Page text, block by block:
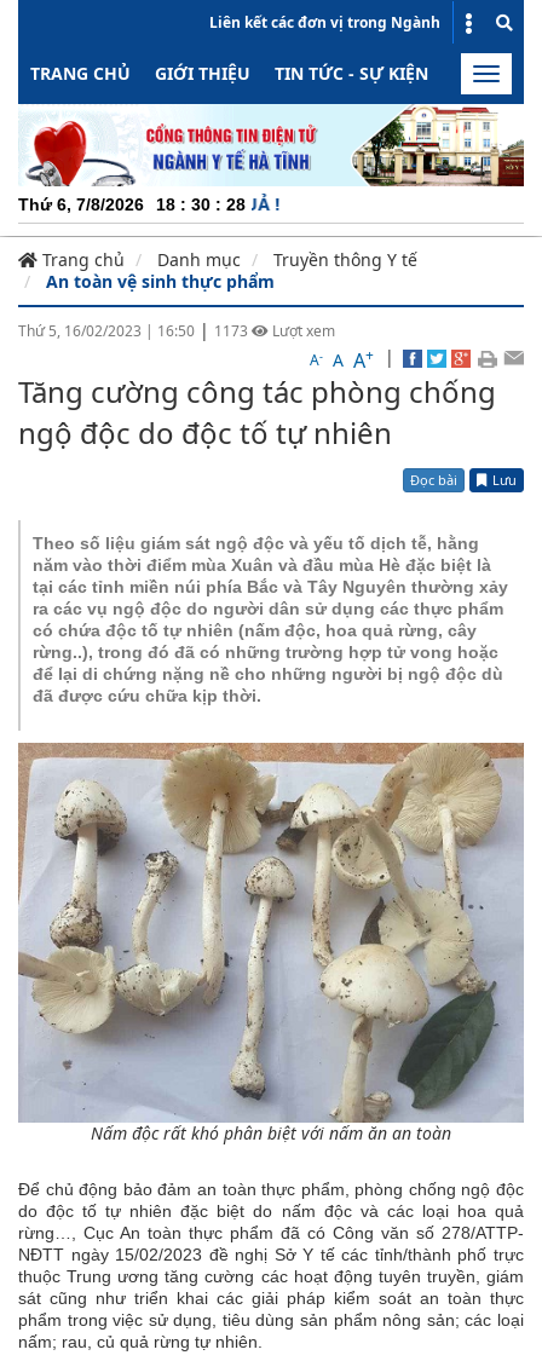
Liên kết các đơn vị trong Ngành
TRANG CHỦ GIỚI THIỆU TIN TỨC - SỰ KIỆN HOẠT
Toggle
Thứ 6, 7/8/2026 18 : 30 : 28
Trang chủ Danh mục
Truyền thông Y tế
An toàn vệ sinh thực phẩm
Thứ 5, 16/02/2023 | 16:50 | 1173
Lượt xem
A- A A+ |
Tăng cường công tác phòng chống
ngộ độc do độc tố tự nhiên
Đọc bài Lưu
Theo số liệu giám sát ngộ độc và yếu tố dịch tễ, hằng
năm vào thời điểm mùa Xuân và đầu mùa Hè đặc biệt là
tại các tỉnh miền núi phía Bắc và Tây Nguyên thường xảy
ra các vụ ngộ độc do người dân sử dụng các thực phẩm
có chứa độc tố tự nhiên (nấm độc, hoa quả rừng, cây
rừng..), trong đó đã có những trường hợp tử vong hoặc
để lại di chứng nặng nề cho những người bị ngộ độc dù
đã được cứu chữa kịp thời.
Nấm độc rất khó phân biệt với nấm ăn an toàn
Để chủ động bảo đảm an toàn thực phẩm, phòng chống ngộ độc
do độc tố tự nhiên đặc biệt do nấm độc và các loại hoa quả
rừng…, Cục An toàn thực phẩm đã có Công văn số 278/ATTP-
NĐTT ngày 15/02/2023 đề nghị Sở Y tế các tỉnh/thành phố trực
thuộc Trung ương tăng cường các hoạt động tuyên truyền, giám
sát cũng như triển khai các giải pháp kiểm soát an toàn thực
phẩm trong việc sử dụng, tiêu dùng sản phẩm nông sản; các loại
nấm; rau, củ quả rừng tự nhiên.